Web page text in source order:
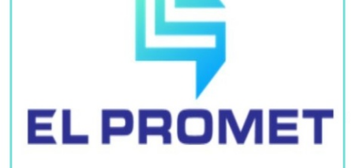
S koliko se mjeseci bebe mogu kupati u moru?
Pedijatri imaju savjete
SVE VIŠE INTERVENCIJA U
BANJALUCI Građani se zbog vrućina
žale na slabost, vrtoglavicu i pritisak